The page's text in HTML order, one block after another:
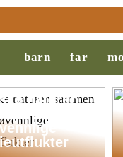
barn far
naturen
med